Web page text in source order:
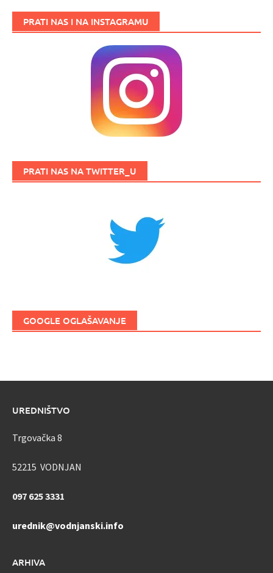
PRATI NAS I NA INSTAGRAMU
PRATI NAS NA TWITTER_U
GOOGLE OGLAŠAVANJE
UREDNIŠTVO
Trgovačka 8
52215 VODNJAN
097 625 3331
urednik@vodnjanski.info
ARHIVA